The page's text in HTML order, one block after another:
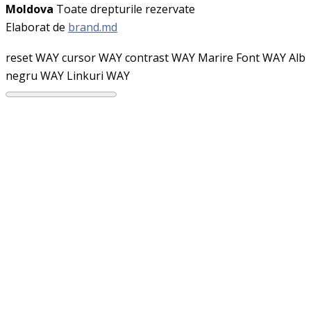
Moldova Toate drepturile rezervate
Elaborat de brand.md
reset WAYcursor WAYcontrast WAY Marire Font WAYAlb
negru WAY Linkuri WAY